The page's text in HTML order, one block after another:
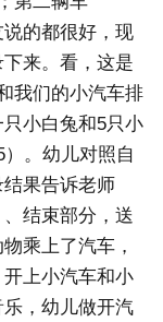
的都很好，现
来。看，这是
我们的小汽车排
小白兔和5只小
。幼儿对照自
果告诉老师
结束部分，送
乘上了汽车，
上小汽车和小
，幼儿做开汽